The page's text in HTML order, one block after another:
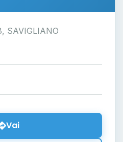
SAVIGLIANO
Vai